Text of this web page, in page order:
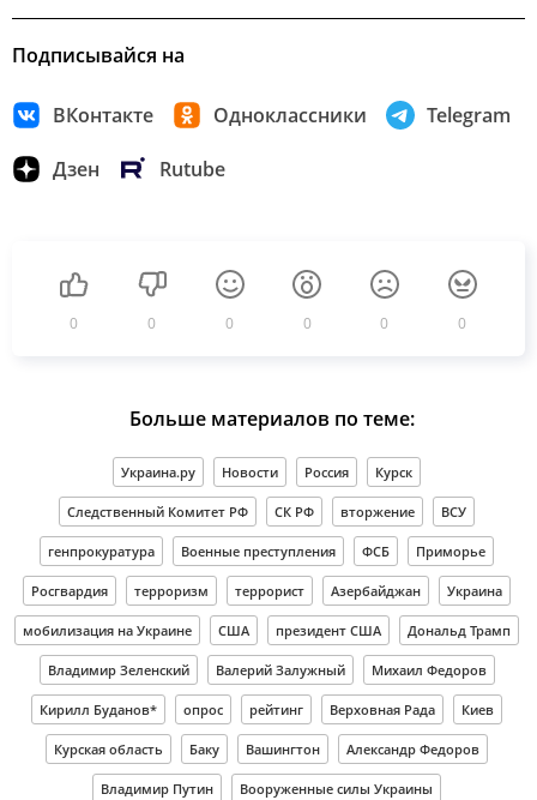
Подписывайся на
ВКонтакте Одноклассники Telegram
Дзен Rutube
0 0 0 0 0 0
Больше материалов по теме:
Украина.ру Новости Россия Курск
Следственный Комитет РФ СК РФ вторжение ВСУ
генпрокуратура Военные преступления ФСБ Приморье
Росгвардия терроризм террорист Азербайджан Украина
мобилизация на Украине США президент США Дональд Трамп
Владимир Зеленский Валерий Залужный Михаил Федоров
Кирилл Буданов* опрос рейтинг Верховная Рада Киев
Курская область Баку Вашингтон Александр Федоров
Владимир Путин Вооруженные силы Украины